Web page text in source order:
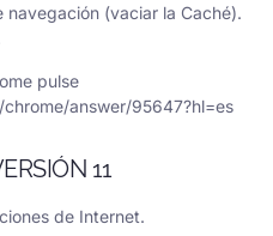
navegación (vaciar la Caché).
pulse
answer/95647?hl=es
11
de Internet.